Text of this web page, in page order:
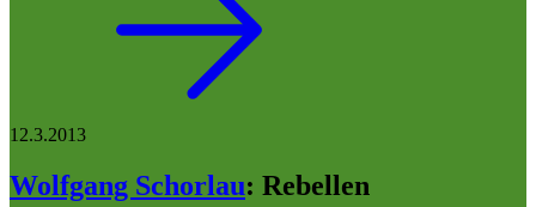
12.3.2013
Wolfgang Schorlau: Rebellen